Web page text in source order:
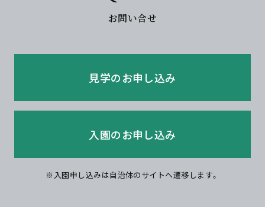
お問い合せ
見学のお申し込み
入園のお申し込み
※入園申し込みは自治体のサイトへ遷移します。